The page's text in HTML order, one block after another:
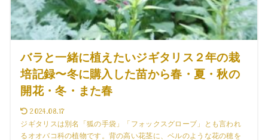
バラと一緒に植えたいジギタリス２年の栽
培記録〜冬に購入した苗から春・夏・秋の
開花・冬・また春
2024.08.17
ジギタリスは別名「狐の手袋」「フォックスグローブ」とも言われ
るオオバコ科の植物です。背の高い花茎に、ベルのような花の穂を